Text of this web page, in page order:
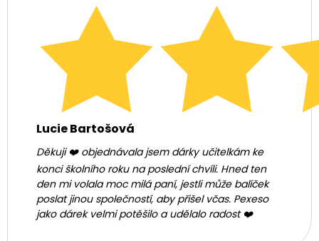
Lucie Bartošová
Děkuji ❤️ objednávala jsem dárky učitelkám ke
konci školního roku na poslední chvíli. Hned ten
den mi volala moc milá paní, jestli může balíček
poslat jinou společností, aby přišel včas. Pexeso
jako dárek velmi potěšilo a udělalo radost ❤️